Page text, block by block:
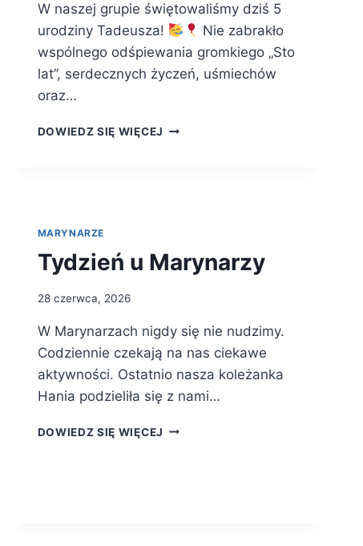
W naszej grupie świętowaliśmy dziś 5
urodziny Tadeusza!
Nie zabrakło
wspólnego odśpiewania gromkiego „Sto
lat”, serdecznych życzeń, uśmiechów
oraz…
DOWIEDZ SIĘ WIĘCEJ
MARYNARZE
Tydzień u Marynarzy
28 czerwca, 2026
W Marynarzach nigdy się nie nudzimy.
Codziennie czekają na nas ciekawe
aktywności. Ostatnio nasza koleżanka
Hania podzieliła się z nami…
DOWIEDZ SIĘ WIĘCEJ TYDZIEŃ